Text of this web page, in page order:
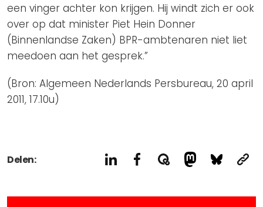
een vinger achter kon krijgen. Hij windt zich er ook
over op dat minister Piet Hein Donner
(Binnenlandse Zaken) BPR-ambtenaren niet liet
meedoen aan het gesprek.”
(Bron: Algemeen Nederlands Persbureau, 20 april
2011, 17.10u)
Delen: